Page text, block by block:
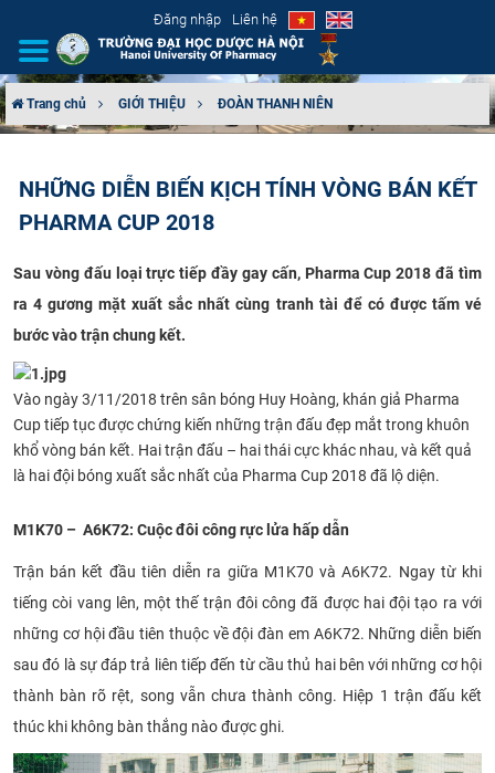
Đăng nhập Liên hệ
CƠ CẤU TỔ CHỨC
ĐÀO TẠO
ĐẢM BẢO CHẤT LƯỢNG
KHOA HỌC CÔNG NGHỆ
HTQT
CỰU NGƯỜI HỌC
Trang chủ GIỚI THIỆU ĐOÀN THANH NIÊN
NHỮNG DIỄN BIẾN KỊCH TÍNH VÒNG BÁN KẾT
PHARMA CUP 2018
Sau vòng đấu loại trực tiếp đầy gay cấn, Pharma Cup 2018 đã tìm
ra 4 gương mặt xuất sắc nhất cùng tranh tài để có được tấm vé
bước vào trận chung kết.
Vào ngày 3/11/2018 trên sân bóng Huy Hoàng, khán giả Pharma
Cup tiếp tục được chứng kiến những trận đấu đẹp mắt trong khuôn
khổ vòng bán kết. Hai trận đấu – hai thái cực khác nhau, và kết quả
là hai đội bóng xuất sắc nhất của Pharma Cup 2018 đã lộ diện.
M1K70 – A6K72: Cuộc đôi công rực lửa hấp dẫn
Trận bán kết đầu tiên diễn ra giữa M1K70 và A6K72. Ngay từ khi
tiếng còi vang lên, một thế trận đôi công đã được hai đội tạo ra với
những cơ hội đầu tiên thuộc về đội đàn em A6K72. Những diễn biến
sau đó là sự đáp trả liên tiếp đến từ cầu thủ hai bên với những cơ hội
thành bàn rõ rệt, song vẫn chưa thành công. Hiệp 1 trận đấu kết
thúc khi không bàn thắng nào được ghi.